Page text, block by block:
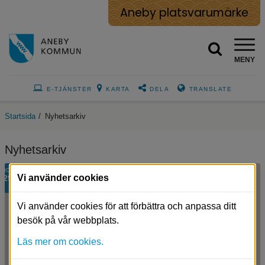
Aneby platsvarumärke
MENY
E-TJÄNSTER KARTA DELA TRANSLATE
Startsida / Nyhetsarkiv
Nyhetsarkiv
nov
29
Porträttbild
på
ekonomichefen
Maria.
Vi använder cookies
Vi använder cookies för att förbättra och anpassa ditt
besök på vår webbplats.
Läs mer om cookies.